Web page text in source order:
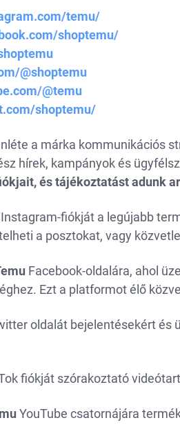
temu/
shoptemu/
@shoptemu
@temu
shoptemu/
a márka kommunikációs
hírek, kampányok és
és tájékoztatást adunk
Instagram-fiókját a legújabb
a posztokat, vagy
Facebook-oldalára, ahol
Ezt a platformot élő
oldalát bejelentésekért és
fiókját szórakoztató
YouTube csatornájára